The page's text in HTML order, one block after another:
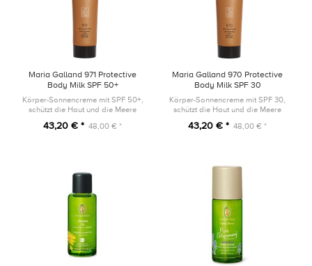
Maria Galland 971 Protective
Body Milk SPF 50+
CELLULAR'SUN 150ml
Körper-Sonnencreme mit SPF 50+,
schützt die Haut und die Meere
43,20 € * 48,00 € *
Maria Galland 970 Protective
Body Milk SPF 30
CELLULAR'SUN 150ml
Körper-Sonnencreme mit SPF 30,
schützt die Haut und die Meere
43,20 € * 48,00 € *